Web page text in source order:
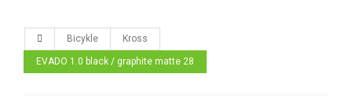
Bicykle Kross
EVADO 1.0 black / graphite matte 28